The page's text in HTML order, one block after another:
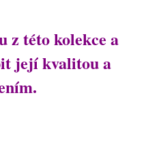
z této kolekce a
její kvalitou a